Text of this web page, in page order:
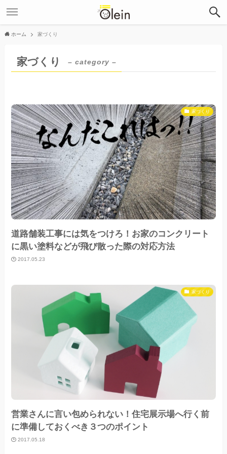
ホーム 家づくり
家づくり – category –
家づくり
道路舗装工事には気をつけろ！お家のコンクリート
に黒い塗料などが飛び散った際の対応方法
2017.05.23
家づくり
営業さんに言い包められない！住宅展示場へ行く前
に準備しておくべき３つのポイント
2017.05.18